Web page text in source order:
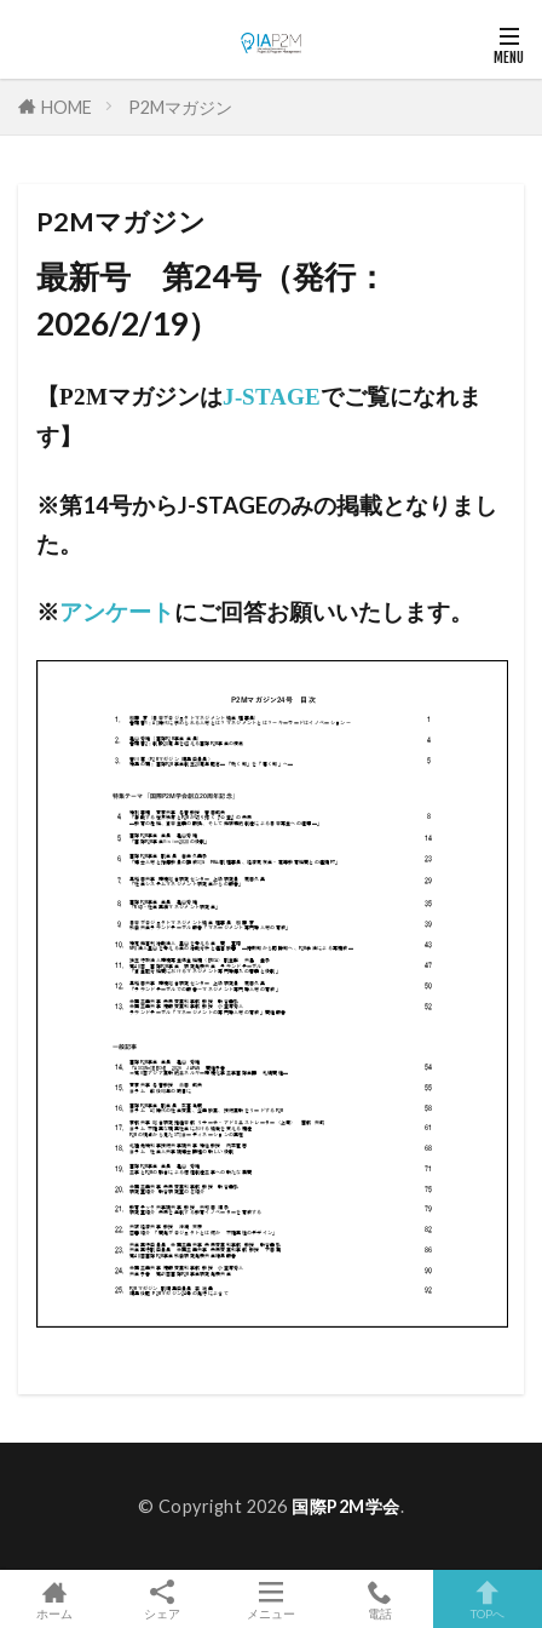
HOME P2Mマガジン
P2Mマガジン
最新号 第24号（発行：
2026/2/19）
【P2MマガジンはJ-STAGEでご覧になれま
す】
※第14号からJ-STAGEのみの掲載となりまし
た。
※アンケートにご回答お願いいたします。
© Copyright 2026 国際P2M学会.
ホーム シェア メニュー 電話 TOPへ